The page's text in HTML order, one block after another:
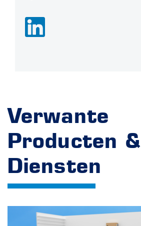
Verwante
Producten &
Diensten